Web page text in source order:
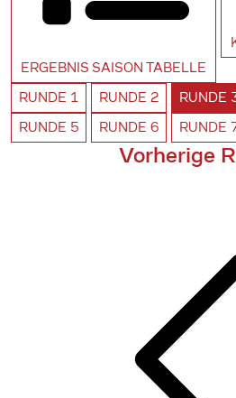
ERGEBNIS SAISON TABELLE
RUNDE 1 RUNDE 2 RUNDE
RUNDE 5 RUNDE 6 RUNDE
Vorherige